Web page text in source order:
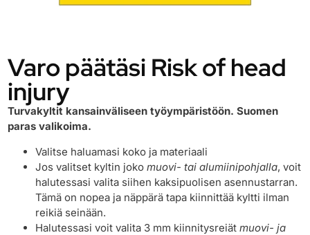
Varo päätäsi Risk of head
injury
Turvakyltit kansainväliseen työympäristöön. Suomen
paras valikoima.
Valitse haluamasi koko ja materiaali
Jos valitset kyltin jokomuovi- tai alumiinipohjalla, voit
halutessasi valita siihen kaksipuolisen asennustarran.
Tämä on nopea ja näppärä tapa kiinnittää kyltti ilman
reikiä seinään.
Halutessasi voit valita 3 mm kiinnitysreiätmuovi- ja